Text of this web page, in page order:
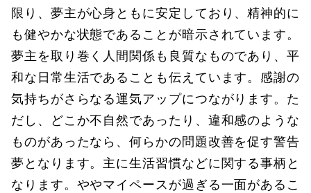
限り、夢主が心身ともに安定しており、精神的に
も健やかな状態であることが暗示されています。
夢主を取り巻く人間関係も良質なものであり、平
和な日常生活であることも伝えています。感謝の
気持ちがさらなる運気アップにつながります。た
だし、どこか不自然であったり、違和感のような
ものがあったなら、何らかの問題改善を促す警告
夢となります。主に生活習慣などに関する事柄と
なります。ややマイペースが過ぎる一面があるこ